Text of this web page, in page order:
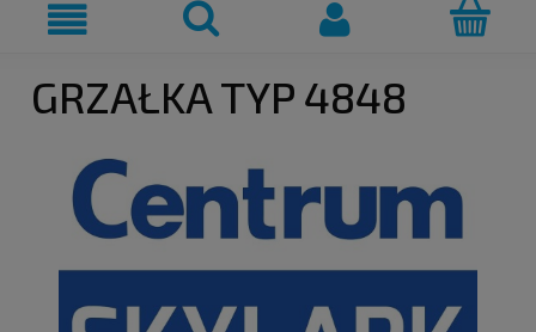
GRZAŁKA TYP 4848